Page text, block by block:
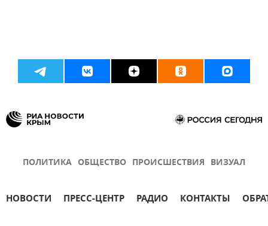
ПОЛИТИКА ОБЩЕСТВО ПРОИСШЕСТВИЯ ВИЗУАЛ
НОВОСТИ ПРЕСС-ЦЕНТР РАДИО КОНТАКТЫ